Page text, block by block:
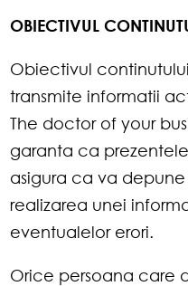
OBIECTIVUL
Obiectivul
transmite informatii
The doctor of your
garanta ca
asigura ca va
realizarea unei
eventualelor erori.
Orice persoana care